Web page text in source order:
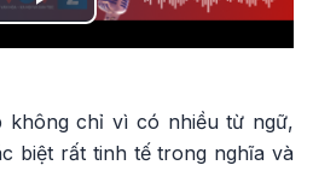
Play
không chỉ vì có nhiều từ ngữ,
biệt rất tinh tế trong nghĩa và